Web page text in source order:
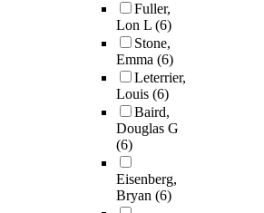
Fuller,
Lon L (6)
Stone,
Emma (6)
Leterrier,
Louis (6)
Baird,
Douglas G
(6)
Eisenberg,
Bryan (6)